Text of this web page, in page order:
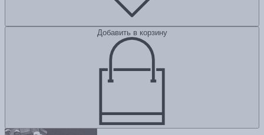
Добавить в корзину